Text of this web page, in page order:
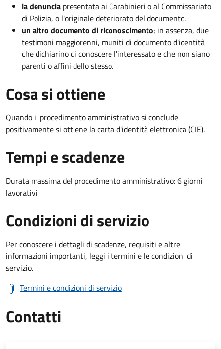
la denuncia presentata ai Carabinieri o al Commissariato
di Polizia, o l'originale deteriorato del documento.
un altro documento di riconoscimento; in assenza, due
testimoni maggiorenni, muniti di documento d'identità
che dichiarino di conoscere l'interessato e che non siano
parenti o affini dello stesso.
Cosa si ottiene
Quando il procedimento amministrativo si conclude
positivamente si ottiene la carta d'identità elettronica (CIE).
Tempi e scadenze
Durata massima del procedimento amministrativo: 6 giorni
lavorativi
Condizioni di servizio
Per conoscere i dettagli di scadenze, requisiti e altre
informazioni importanti, leggi i termini e le condizioni di
servizio.
Termini e condizioni di servizio
Contatti